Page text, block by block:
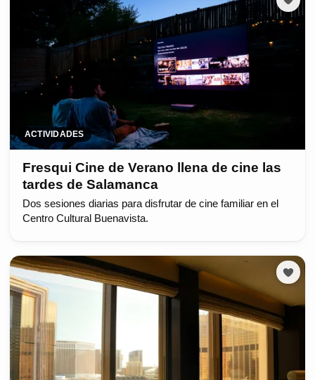
ACTIVIDADES
Fresqui Cine de Verano llena de cine las
tardes de Salamanca
Dos sesiones diarias para disfrutar de cine familiar en el
Centro Cultural Buenavista.